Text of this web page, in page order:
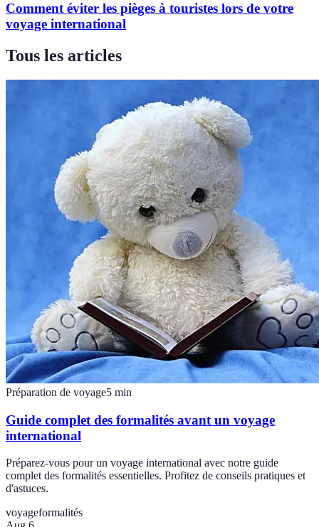
Comment éviter les pièges à touristes lors de votre
voyage international
Tous les articles
Préparation de voyage5 min
Guide complet des formalités avant un voyage
international
Préparez-vous pour un voyage international avec notre guide
complet des formalités essentielles. Profitez de conseils pratiques et
d'astuces.
voyageformalités